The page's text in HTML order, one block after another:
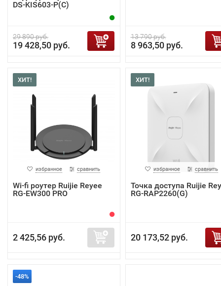
DS-KIS603-P(C)
29 890 руб.
19 428,50 руб.
13 790 руб.
8 963,50 руб.
ХИТ!
избранное сравнить
Wi-fi роутер Ruijie Reyee
RG-EW300 PRO
2 425,56 руб.
ХИТ!
избранное сравнить
Точка доступа Ruijie
RG-RAP2260(G)
20 173,52 руб.
-48%